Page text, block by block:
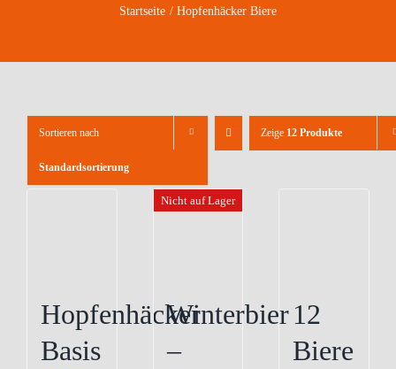
Startseite Hopfenhäcker Biere
Sortieren nach
Standardsortierung
Zeige 12 Produkte
Hopfenhäcker
Basis
Nicht auf Lager
Winterbier
–
12
Biere